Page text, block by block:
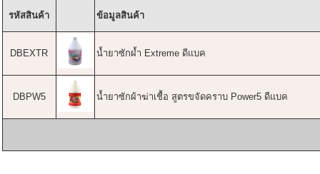
รหัสสินค้า ข้อมูลสินค้า
DBEXTR น้ำยาซักผ้ำ Extreme ดีแบค
DBPW5 น้ำยาซักผ้าฆ่าเชื้อ สูตรขจัดคราบ Power5 ดีแบค